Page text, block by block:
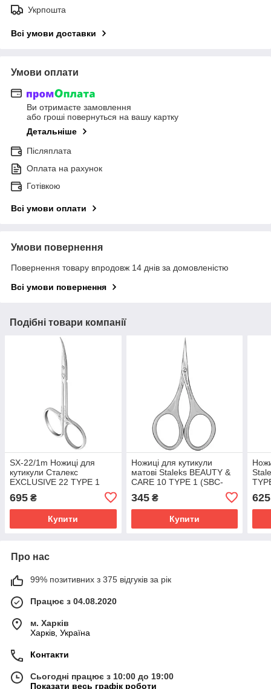
Укрпошта
Всі умови доставки
Умови оплати
Ви отримаєте замовлення
або гроші повернуться на вашу картку
Детальніше
Післяплата
Оплата на рахунок
Готівкою
Всі умови оплати
Умови повернення
Повернення товару впродовж 14 днів за домовленістю
Всі умови повернення
Подібні товари компанії
SX-22/1m Ножиці для
кутикули Сталекс
EXCLUSIVE 22 TYPE 1
695 ₴
Купити
Ножиці для кутикули
матові Staleks BEAUTY &
CARE 10 TYPE 1 (SBC-
345₴
Купити
625
Про нас
99% позитивних з 375 відгуків за рік
Працює з 04.08.2020
м. Харків
Харків, Україна
Контакти
Сьогодні працює з 10:00 до 19:00
Показати весь графік роботи